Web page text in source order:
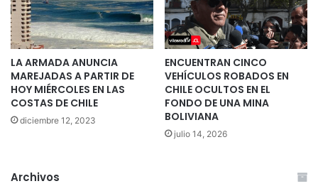
LA ARMADA ANUNCIA
MAREJADAS A PARTIR DE
HOY MIÉRCOLES EN LAS
COSTAS DE CHILE
diciembre 12, 2023
ENCUENTRAN CINCO
VEHÍCULOS ROBADOS EN
CHILE OCULTOS EN EL
FONDO DE UNA MINA
BOLIVIANA
julio 14, 2026
Archivos